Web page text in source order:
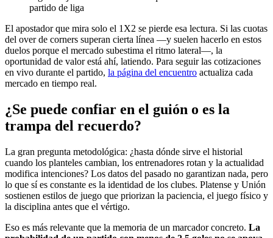
partido de liga
El apostador que mira solo el 1X2 se pierde esa lectura. Si las cuotas
del over de corners superan cierta línea —y suelen hacerlo en estos
duelos porque el mercado subestima el ritmo lateral—, la
oportunidad de valor está ahí, latiendo. Para seguir las cotizaciones
en vivo durante el partido, la página del encuentro actualiza cada
mercado en tiempo real.
¿Se puede confiar en el guión o es la
trampa del recuerdo?
La gran pregunta metodológica: ¿hasta dónde sirve el historial
cuando los planteles cambian, los entrenadores rotan y la actualidad
modifica intenciones? Los datos del pasado no garantizan nada, pero
lo que sí es constante es la identidad de los clubes. Platense y Unión
sostienen estilos de juego que priorizan la paciencia, el juego físico y
la disciplina antes que el vértigo.
Eso es más relevante que la memoria de un marcador concreto. La